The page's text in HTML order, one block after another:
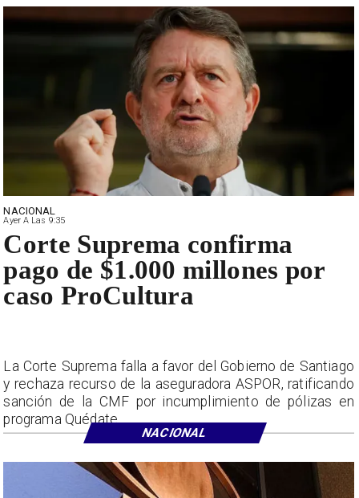
NACIONAL
Ayer A Las 9:35
Corte Suprema confirma
pago de $1.000 millones por
caso ProCultura
La Corte Suprema falla a favor del Gobierno de Santiago
y rechaza recurso de la aseguradora ASPOR, ratificando
sanción de la CMF por incumplimiento de pólizas en
programa Quédate.
NACIONAL